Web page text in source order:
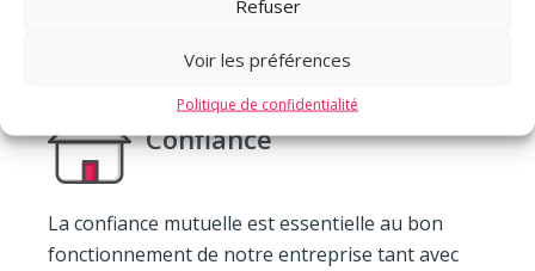
Refuser
Voir les préférences
Politique de confidentialité
collaborateurs s’engagent toujours en faveur de
Confiance
La confiance mutuelle est essentielle au bon
fonctionnement de notre entreprise tant avec